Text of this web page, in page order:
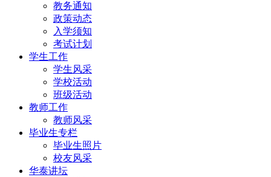
教务通知
政策动态
入学须知
考试计划
学生工作
学生风采
学校活动
班级活动
教师工作
教师风采
毕业生专栏
毕业生照片
校友风采
华泰讲坛